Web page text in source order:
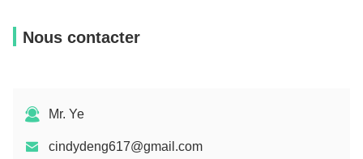
Nous contacter
Mr. Ye
cindydeng617@gmail.com